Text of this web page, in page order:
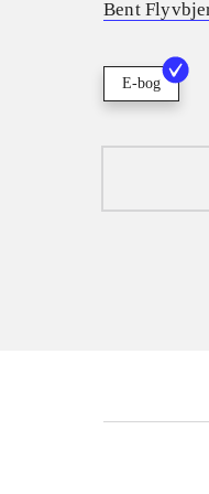
Bent
E-bog